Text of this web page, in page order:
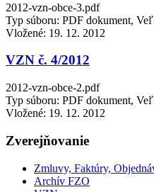
2012-vzn-obce-3.pdf
Typ súboru: PDF dokument,
Vložené: 19. 12. 2012
VZN č. 4/2012
2012-vzn-obce-2.pdf
Typ súboru: PDF dokument,
Vložené: 19. 12. 2012
Zverejňovanie
Zmluvy, Faktúry,
Archív FZO